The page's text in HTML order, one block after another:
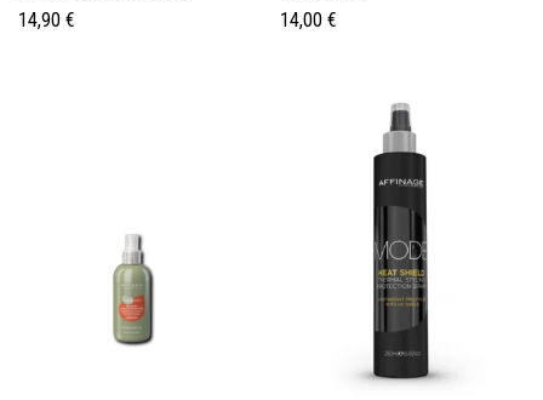
14,90 € 14,00 €
Privatumo politikoje.
GAUTI 10% NUOLAIDĄ